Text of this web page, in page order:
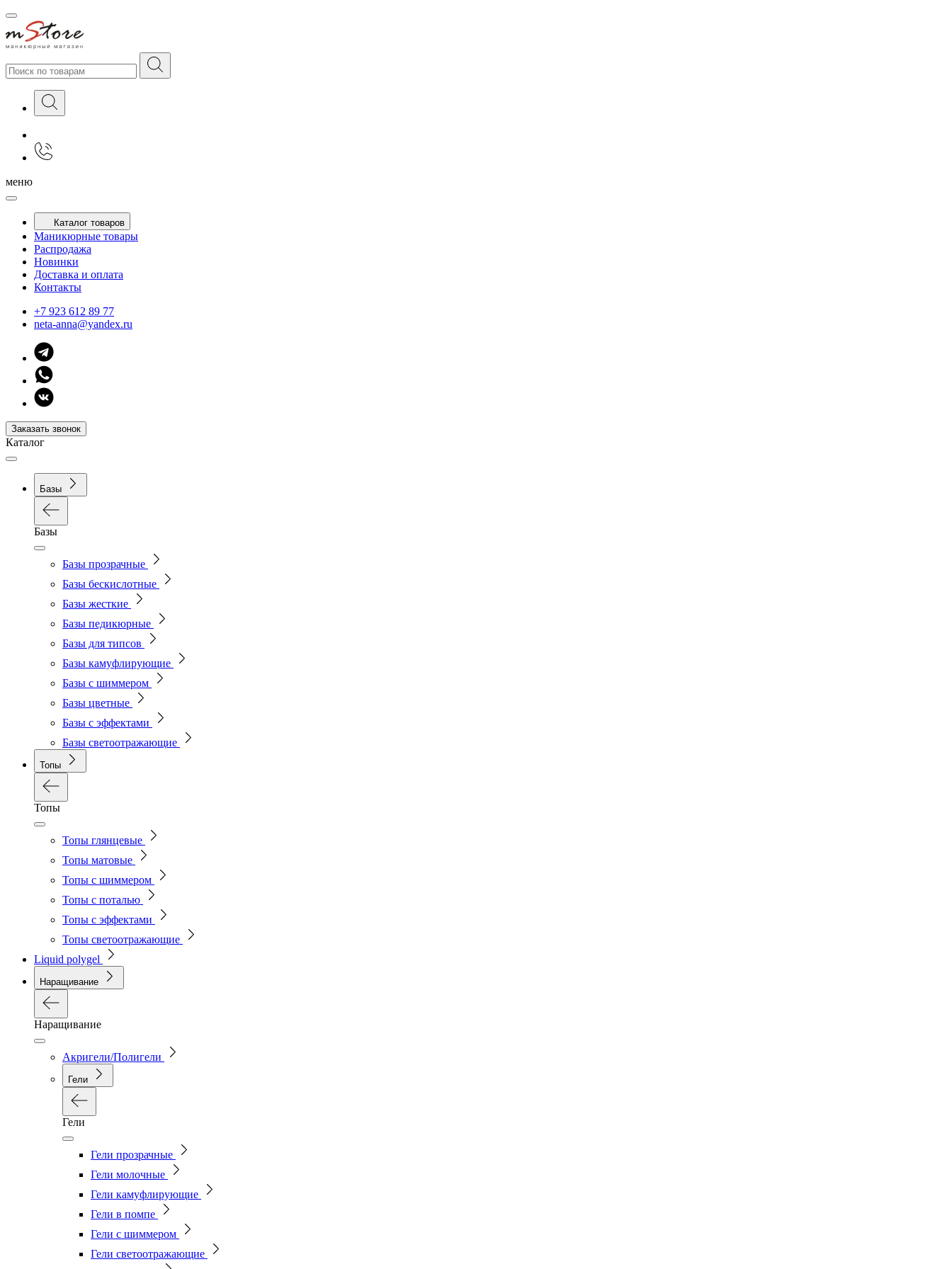
меню
Каталог товаров
Маникюрные товары
Распродажа
Новинки
Доставка и оплата
Контакты
+7 923 612 89 77
neta-anna@yandex.ru
Заказать звонок
Каталог
Базы
Базы
Базы прозрачные
Базы бескислотные
Базы жесткие
Базы педикюрные
Базы для типсов
Базы камуфлирующие
Базы с шиммером
Базы цветные
Базы с эффектами
Базы светоотражающие
Топы
Топы
Топы глянцевые
Топы матовые
Топы с шиммером
Топы с поталью
Топы с эффектами
Топы светоотражающие
Liquid polygel
Наращивание
Наращивание
Акригели/Полигели
Гели
Гели
Гели прозрачные
Гели молочные
Гели камуфлирующие
Гели в помпе
Гели с шиммером
Гели светоотражающие